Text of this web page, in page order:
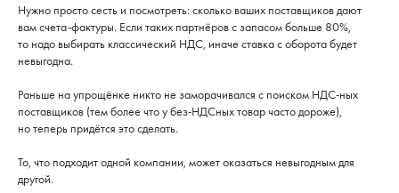
Нужно просто сесть и посмотреть: сколько ваших поставщиков дают
вам счета-фактуры. Если таких партнёров с запасом больше 80%,
то надо выбирать классический НДС, иначе ставка с оборота будет
невыгодна.
Раньше на упрощёнке никто не заморачивался с поиском НДС-ных
поставщиков (тем более что у без-НДСных товар часто дороже),
но теперь придётся это сделать.
То, что подходит одной компании, может оказаться невыгодным для
другой.